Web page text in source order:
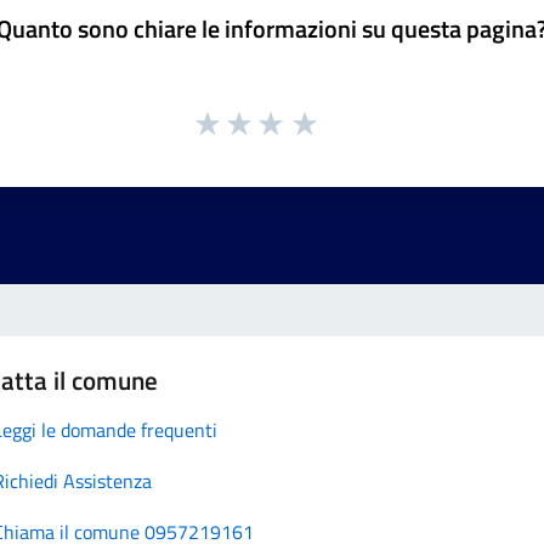
sono chiare le informazioni su questa
il comune
le domande frequenti
Assistenza
il comune 0957219161